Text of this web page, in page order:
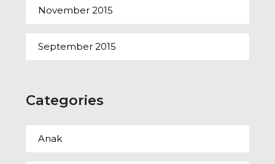
November 2015
September 2015
Categories
Anak